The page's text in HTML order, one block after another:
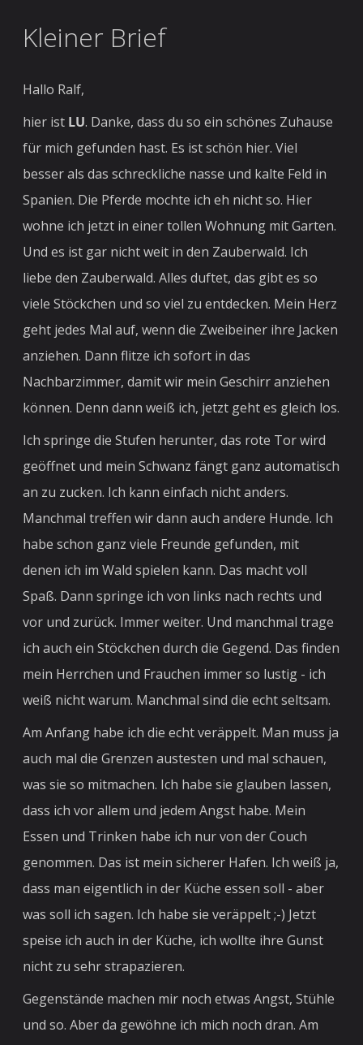
Kleiner Brief
Hallo Ralf,
hier ist LU. Danke, dass du so ein schönes Zuhause
für mich gefunden hast. Es ist schön hier. Viel
besser als das schreckliche nasse und kalte Feld in
Spanien. Die Pferde mochte ich eh nicht so. Hier
wohne ich jetzt in einer tollen Wohnung mit Garten.
Und es ist gar nicht weit in den Zauberwald. Ich
liebe den Zauberwald. Alles duftet, das gibt es so
viele Stöckchen und so viel zu entdecken. Mein Herz
geht jedes Mal auf, wenn die Zweibeiner ihre Jacken
anziehen. Dann flitze ich sofort in das
Nachbarzimmer, damit wir mein Geschirr anziehen
können. Denn dann weiß ich, jetzt geht es gleich los.
Ich springe die Stufen herunter, das rote Tor wird
geöffnet und mein Schwanz fängt ganz automatisch
an zu zucken. Ich kann einfach nicht anders.
Manchmal treffen wir dann auch andere Hunde. Ich
habe schon ganz viele Freunde gefunden, mit
denen ich im Wald spielen kann. Das macht voll
Spaß. Dann springe ich von links nach rechts und
vor und zurück. Immer weiter. Und manchmal trage
ich auch ein Stöckchen durch die Gegend. Das finden
mein Herrchen und Frauchen immer so lustig - ich
weiß nicht warum. Manchmal sind die echt seltsam.
Am Anfang habe ich die echt veräppelt. Man muss ja
auch mal die Grenzen austesten und mal schauen,
was sie so mitmachen. Ich habe sie glauben lassen,
dass ich vor allem und jedem Angst habe. Mein
Essen und Trinken habe ich nur von der Couch
genommen. Das ist mein sicherer Hafen. Ich weiß ja,
dass man eigentlich in der Küche essen soll - aber
was soll ich sagen. Ich habe sie veräppelt ;-) Jetzt
speise ich auch in der Küche, ich wollte ihre Gunst
nicht zu sehr strapazieren.
Gegenstände machen mir noch etwas Angst, Stühle
und so. Aber da gewöhne ich mich noch dran. Am